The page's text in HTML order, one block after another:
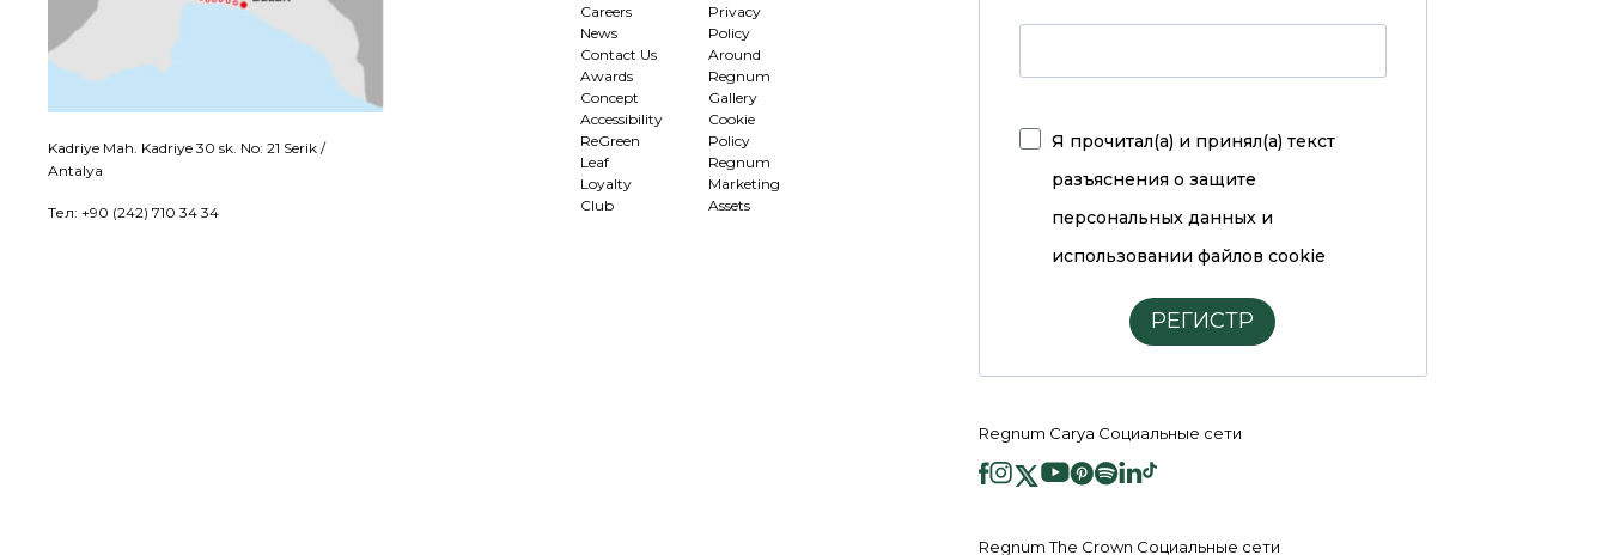
Kadriye Mah. Kadriye 30 sk. No: 21 Serik /
Antalya
Тел: +90 (242) 710 34 34
Careers
News
Contact Us
Awards
Concept
Accessibility
ReGreen
Leaf
Loyalty
Club
Privacy
Policy
Around
Regnum
Gallery
Cookie
Policy
Regnum
Marketing
Assets
Я прочитал(а) и принял(а)текст
разъяснения о защите
персональных данных и
использовании файлов cookie
РЕГИСТР
Regnum Carya Социальные сети
Regnum The Crown Социальные сети